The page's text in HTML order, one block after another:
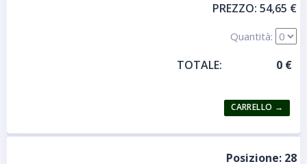
PREZZO: 54,65 €
Quantità:
TOTALE:
Posizione: 28